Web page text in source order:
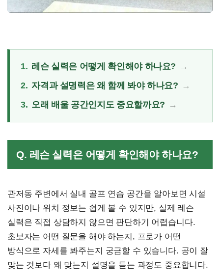
1. 레슨 실력은 어떻게 확인해야 하나요?
2. 자격과 설명력은 왜 함께 봐야 하나요?
3. 오래 배울 공간인지도 중요할까요?
Q. 레슨 실력은 어떻게 확인해야 하나요?
관저동 주변에서 실내 골프 연습 공간을 알아보면 시설
사진이나 위치 정보는 쉽게 볼 수 있지만, 실제 레슨
실력은 직접 상담하지 않으면 판단하기 어렵습니다.
초보자는 어떤 질문을 해야 하는지, 프로가 어떤
방식으로 자세를 봐주는지 궁금할 수 있습니다. 공이 잘
맞는 것보다 왜 맞는지 설명을 듣는 과정도 중요합니다.